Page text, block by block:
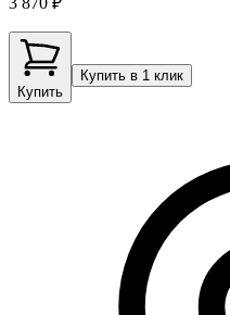
Купить
Купить в 1 клик